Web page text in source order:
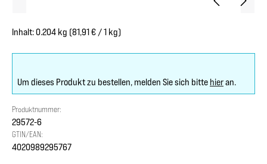
Inhalt:0.204 kg (81,91 € / 1 kg)
Um dieses Produkt zu bestellen, melden Sie sich bitte hieran.
Produktnummer:
29572-6
GTIN/EAN:
4020989295767